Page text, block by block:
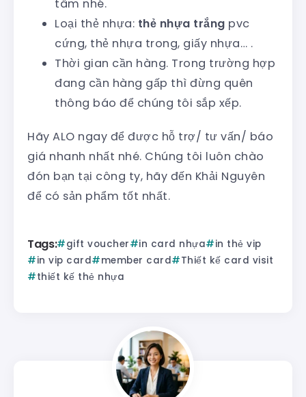
tâm nhé.
Loại thẻ nhựa: thẻ nhựa trắng pvc
cứng, thẻ nhựa trong, giấy nhựa… .
Thời gian cần hàng. Trong trường hợp
đang cần hàng gấp thì đừng quên
thông báo để chúng tôi sắp xếp.
Hãy ALO ngay để được hỗ trợ/ tư vấn/ báo
giá nhanh nhất nhé. Chúng tôi luôn chào
đón bạn tại công ty, hãy đến Khải Nguyên
để có sản phẩm tốt nhất.
Tags: gift voucher in card nhựa
in thẻ vip
in vip card
member card
Thiết kế card visit
thiết kế thẻ nhựa